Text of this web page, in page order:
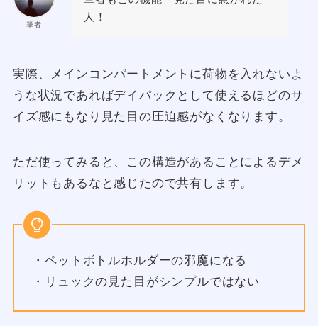
筆者
人！
実際、メインコンパートメントに荷物を入れないよ
うな状況であればデイパックとして使えるほどのサ
イズ感にもなり見た目の圧迫感がなくなります。
ただ使ってみると、この構造があることによるデメ
リットもあるなと感じたので共有します。
・ペットボトルホルダーの邪魔になる
・リュックの見た目がシンプルではない